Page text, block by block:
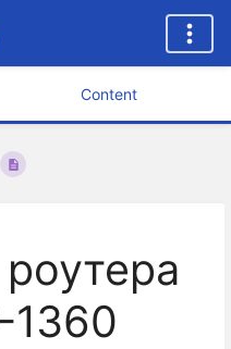
Content
1360